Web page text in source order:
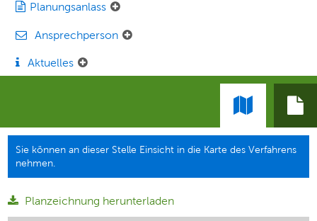
Planungsanlass
Ansprechperson
Aktuelles
Sie können an dieser Stelle Einsicht in die Karte des Verfahrens
nehmen.
Planzeichnung herunterladen